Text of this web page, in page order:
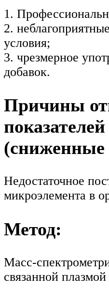
1.
2.
условия;
3. чрезмерное
добавок.
Причины
(сниженные
Недостаточное
микроэлемента в
Метод:
Масс-
связанной